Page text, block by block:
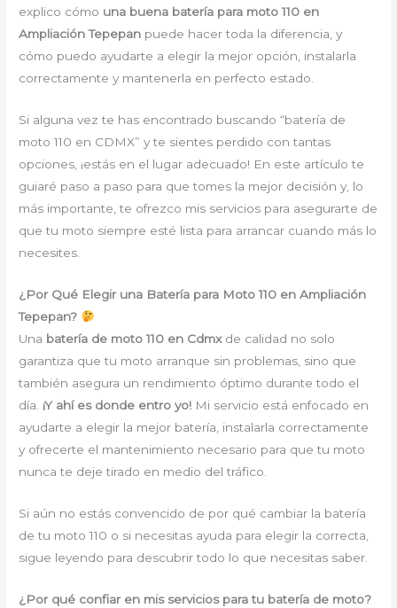
explico cómo una buena batería para moto 110 en
Ampliación Tepepan puede hacer toda la diferencia, y
cómo puedo ayudarte a elegir la mejor opción, instalarla
correctamente y mantenerla en perfecto estado.
Si alguna vez te has encontrado buscando “batería de
moto 110 en CDMX” y te sientes perdido con tantas
opciones, ¡estás en el lugar adecuado! En este artículo te
guiaré paso a paso para que tomes la mejor decisión y, lo
más importante, te ofrezco mis servicios para asegurarte de
que tu moto siempre esté lista para arrancar cuando más lo
necesites.
¿Por Qué Elegir una Batería para Moto 110 en Ampliación
Tepepan?
Una batería de moto 110 en Cdmxde calidad no solo
garantiza que tu moto arranque sin problemas, sino que
también asegura un rendimiento óptimo durante todo el
día. ¡Y ahí es donde entro yo! Mi servicio está enfocado en
ayudarte a elegir la mejor batería, instalarla correctamente
y ofrecerte el mantenimiento necesario para que tu moto
nunca te deje tirado en medio del tráfico.
Si aún no estás convencido de por qué cambiar la batería
de tu moto 110 o si necesitas ayuda para elegir la correcta,
sigue leyendo para descubrir todo lo que necesitas saber.
¿Por qué confiar en mis servicios para tu batería de moto?